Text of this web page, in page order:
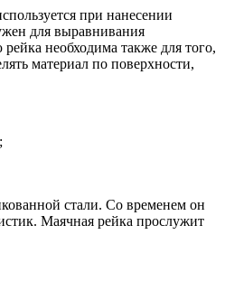
при нанесении
для выравнивания
необходима также для того,
материал по поверхности,
стали. Со временем он
Маячная рейка прослужит